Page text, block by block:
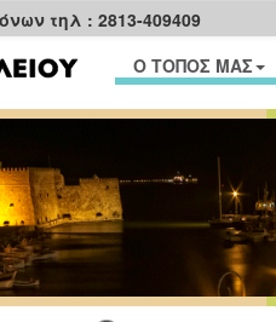
τηλ : 2813-409409
Ο ΤΟΠΟΣ ΜΑΣ